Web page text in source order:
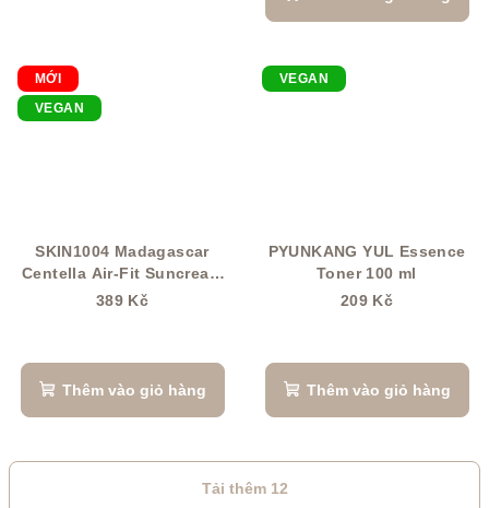
MỚI
VEGAN
SKIN1004 Madagascar
Centella Air-Fit Suncream
Plus SPF 50+ PA++++
389 Kč
Thêm vào giỏ hàng
VEGAN
PYUNKANG YUL Essence
Toner 100 ml
209 Kč
Thêm vào giỏ hàng
Tải thêm 12